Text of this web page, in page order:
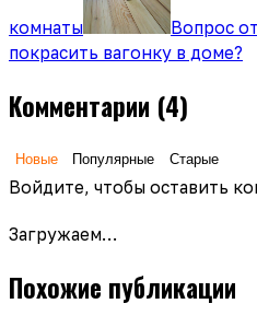
комнаты
Вопрос
покрасить вагонку в доме?
Комментарии (4)
Новые Популярные Старые
Войдите, чтобы оставить
Загружаем…
Похожие публикации